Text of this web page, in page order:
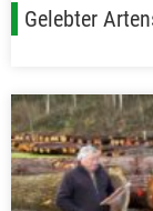
Gelebter